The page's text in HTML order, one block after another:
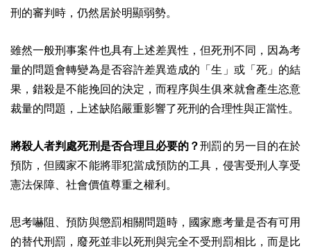
刑的審判時，仍然居於明顯弱勢。
雖然一般刑事案件也具有上述差異性，但死刑不同，因為考
量的問題會轉變為是否容許差異造成的「生」或「死」的結
果，錯殺是不能挽回的決定，而程序與生俱來就會產生恣意
裁量的問題，上述缺陷嚴重影響了死刑的合理性與正當性。
將殺人者判處死刑是否合理且必要的？刑罰的另一目的在於
預防，但國家不能將罪犯當成預防的工具，侵害受刑人享受
憲法保障、社會價值尊重之權利。
思考嚇阻、預防與懲罰相關問題時，國家應考量是否有可用
的替代刑罰，廢死並非以死刑與完全不受刑罰相比，而是比